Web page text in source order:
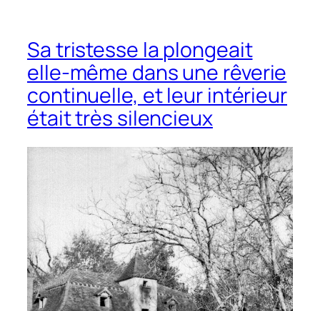
Sa tristesse la plongeait
elle-même dans une rêverie
continuelle, et leur intérieur
était très silencieux